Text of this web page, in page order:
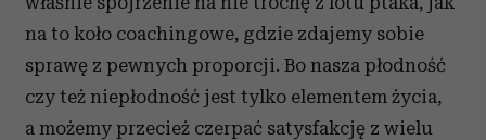
na to koło coachingowe, gdzie zdajemy sobie
sprawę z pewnych proporcji. Bo nasza płodność
czy też niepłodność jest tylko elementem życia,
a możemy przecież czerpać satysfakcję z wielu